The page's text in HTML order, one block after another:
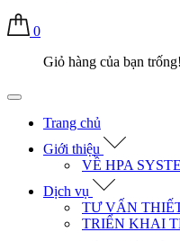
0
Giỏ hàng của bạn trống!
Trang chủ
Giới thiệu
VỀ HPA
Dịch vụ
TƯ VẤN
TRIỂN KHAI